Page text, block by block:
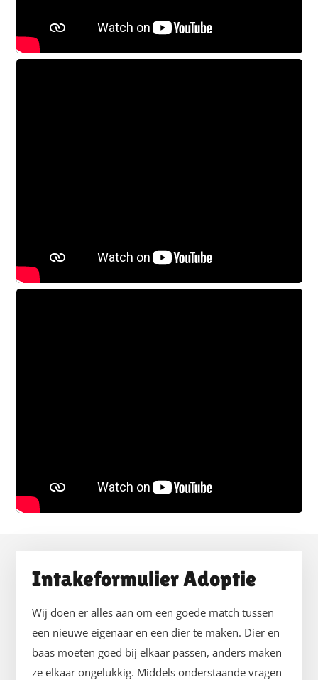
Intakeformulier Adoptie
Wij doen er alles aan om een goede match tussen
een nieuwe eigenaar en een dier te maken. Dier en
baas moeten goed bij elkaar passen, anders maken
ze elkaar ongelukkig. Middels onderstaande vragen